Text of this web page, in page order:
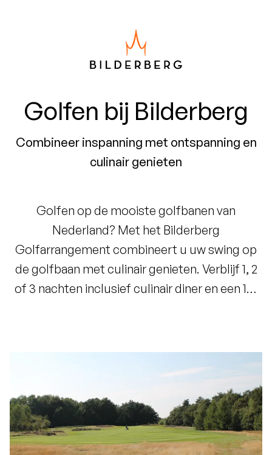
Golfen bij Bilderberg
Combineer inspanning met ontspanning en
culinair genieten
Golfen op de mooiste golfbanen van
Nederland? Met het Bilderberg
Golfarrangement combineert u uw swing op
de golfbaan met culinair genieten. Verblijf 1, 2
of 3 nachten inclusief culinair diner en een 18-